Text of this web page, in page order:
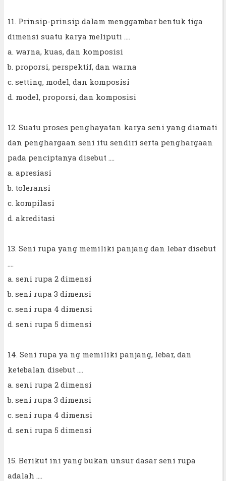
11. Prinsip-prinsip dalam menggambar bentuk tiga
dimensi suatu karya meliputi ....
a. warna, kuas, dan komposisi
b. proporsi, perspektif, dan warna
c. setting, model, dan komposisi
d. model, proporsi, dan komposisi
12. Suatu proses penghayatan karya seni yang diamati
dan penghargaan seni itu sendiri serta penghargaan
pada penciptanya disebut ....
a. apresiasi
b. toleransi
c. kompilasi
d. akreditasi
13. Seni rupa yang memiliki panjang dan lebar disebut
a. seni rupa 2 dimensi
b. seni rupa 3 dimensi
c. seni rupa 4 dimensi
d. seni rupa 5 dimensi
14. Seni rupa ya ng memiliki panjang, lebar, dan
ketebalan disebut ....
a. seni rupa 2 dimensi
b. seni rupa 3 dimensi
c. seni rupa 4 dimensi
d. seni rupa 5 dimensi
15. Berikut ini yang bukan unsur dasar seni rupa
adalah ....